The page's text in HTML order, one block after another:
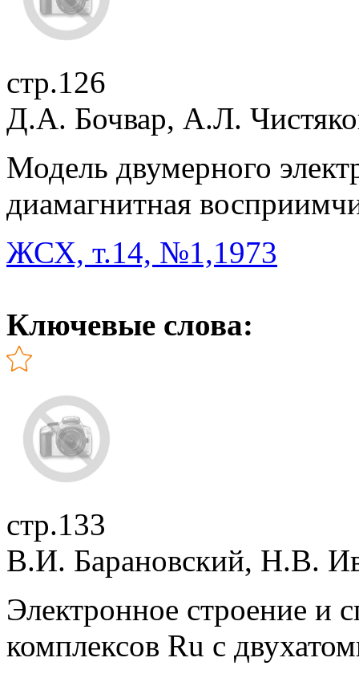
стр.126
Д.А. Бочвар, А.Л.
Модель двумерного
диамагнитная
ЖСХ, т.14, №1,1973
Ключевые слова:
стр.133
В.И. Барановский, Н.В.
Электронное строение и
комплексов Ru с